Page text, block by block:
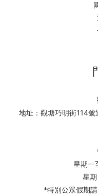
地址：觀塘巧明街114
星期一
星
*特別公眾假期